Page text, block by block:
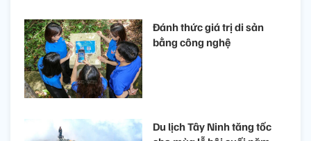
Đánh thức giá trị di sản
bằng công nghệ
Du lịch Tây Ninh tăng tốc